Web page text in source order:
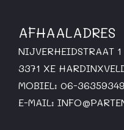
AFHAALADRES
NIJVERHEIDSTRAAT 1
3371 XE
MOBIEL: 06-36359349
E-MAIL: